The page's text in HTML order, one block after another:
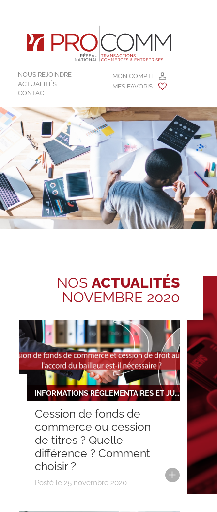
MON COMPTE
MES FAVORIS
NOUS REJOINDRE
ACTUALITÉS
CONTACT
NOS ACTUALITÉS
NOVEMBRE 2020
INFORMATIONS RÈGLEMENTAIRES ET JURIDIQUES
Cession de fonds de
commerce ou cession
de titres ? Quelle
différence ? Comment
choisir ?
Posté le 25 novembre 2020